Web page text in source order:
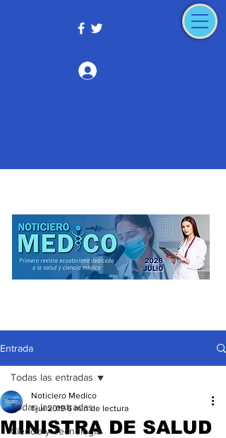
Entrada
Todas las entradas
Ciencia y Tecnología
Todas las entradas
MINISTRA DE SALUD
Noticiero Medico
1 jul 2019 6 min de lectura